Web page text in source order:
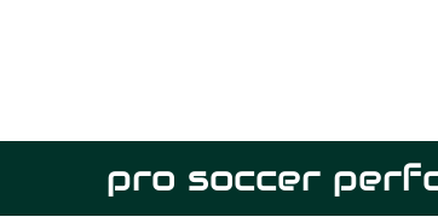
pro soccer